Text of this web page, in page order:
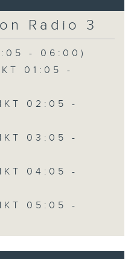
Radio 3
- 06:00)
01:05 -
02:05 -
03:05 -
04:05 -
05:05 -